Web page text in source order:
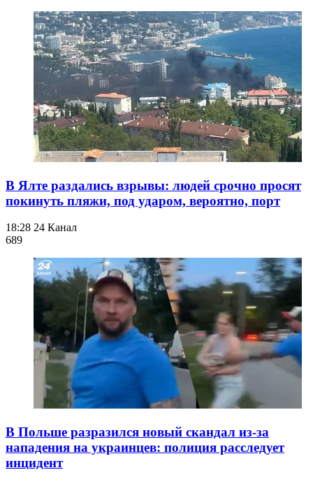
В Ялте раздались взрывы: людей срочно просят
покинуть пляжи, под ударом, вероятно, порт
18:28 24 Канал
689
В Польше разразился новый скандал из-за
нападения на украинцев: полиция расследует
инцидент